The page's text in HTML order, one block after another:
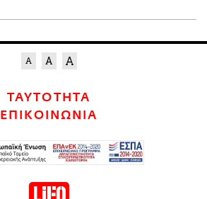
ΤΑΥΤΟΤΗΤΑ
ΕΠΙΚΟΙΝΩΝΙΑ